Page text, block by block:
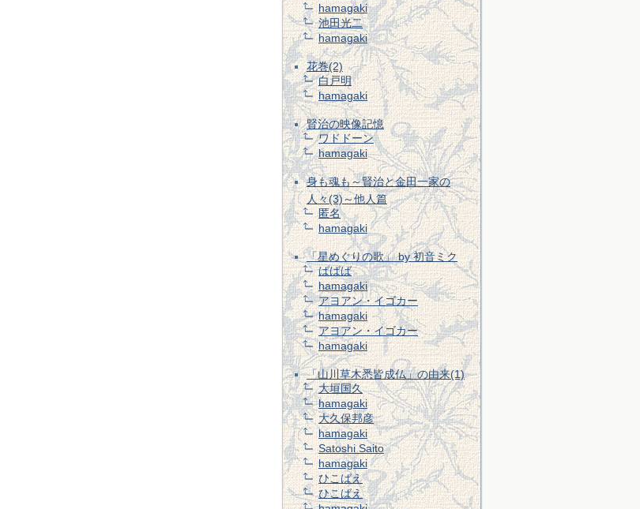
hamagaki
池田光二
hamagaki
花巻(2)
白戸明
hamagaki
賢治の映像記憶
ワドドーン
hamagaki
身も魂も～賢治と金田一家の
人々(3)～他人篇
匿名
hamagaki
「星めぐりの歌」 by 初音ミク
ばばば
hamagaki
アヨアン・イゴカー
hamagaki
アヨアン・イゴカー
hamagaki
「山川草木悉皆成仏」の由来(1)
大垣国久
hamagaki
大久保邦彦
hamagaki
Satoshi Saito
hamagaki
ひこばえ
ひこばえ